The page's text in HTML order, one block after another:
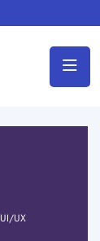
UI/UX